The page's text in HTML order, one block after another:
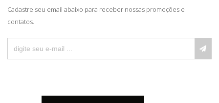
Cadastre seu email abaixo para receber nossas promoções e
contatos.